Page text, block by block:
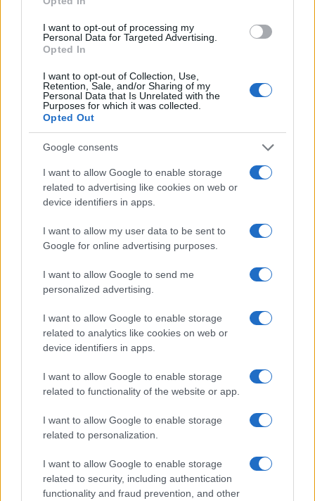
I want to opt-out of processing my
Personal Data for Targeted Advertising.
Opted In
I want to opt-out of Collection, Use,
Retention, Sale, and/or Sharing of my
Personal Data that Is Unrelated with the
Purposes for which it was collected.
Opted Out
Google consents
I want to allow Google to enable storage
related to advertising like cookies on web or
device identifiers in apps.
I want to allow my user data to be sent to
Google for online advertising purposes.
I want to allow Google to send me
personalized advertising.
I want to allow Google to enable storage
related to analytics like cookies on web or
device identifiers in apps.
I want to allow Google to enable storage
related to functionality of the website or app.
I want to allow Google to enable storage
related to personalization.
I want to allow Google to enable storage
related to security, including authentication
functionality and fraud prevention, and other
Vuoi rimuovere le pubblicità nazionali?
Puoi abbonarti a
cliccandoqui
Sei già abbonato?
Puoi effettuare l'accesso andando nella
sezione Logindal menù del sito o
cliccandoqui
TEMI: Cavo Sottomarino
Legambiente
Notizie Santa Teresa
Santa Teresa Notizie
Transizione Energetica
Entra nel canale telegram di
GalluraOggi.it
Inviaci le tue segnalazioni,
i tuoi video e le tue foto